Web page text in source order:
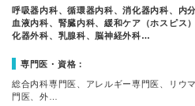
呼吸器内科、循環器内科、消化器内科、内
血液内科、腎臓内科、緩和ケア（ホスピス
化器外科、乳腺科、脳神経外科…
専門医・資格：
総合内科専門医、アレルギー専門医、リウ
門医、外…